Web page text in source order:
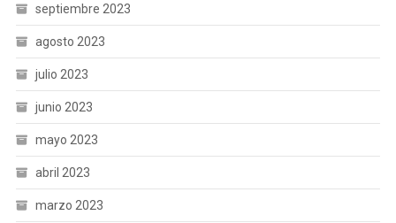
septiembre 2023
agosto 2023
julio 2023
junio 2023
mayo 2023
abril 2023
marzo 2023